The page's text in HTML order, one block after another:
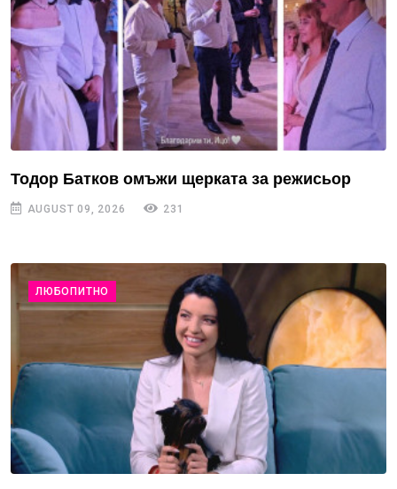
Тодор Батков омъжи щерката за режисьор
AUGUST 09, 2026 231
ЛЮБОПИТНО